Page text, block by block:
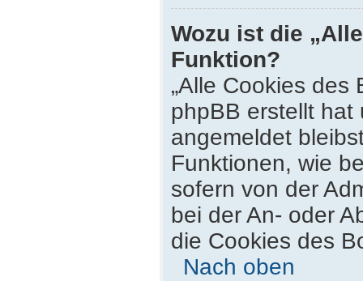
Wozu ist die
Funktion?
„Alle Cookies des
phpBB erstellt hat
angemeldet
Funktionen, wie
sofern von der
bei der An- oder
die Cookies des
Nach oben